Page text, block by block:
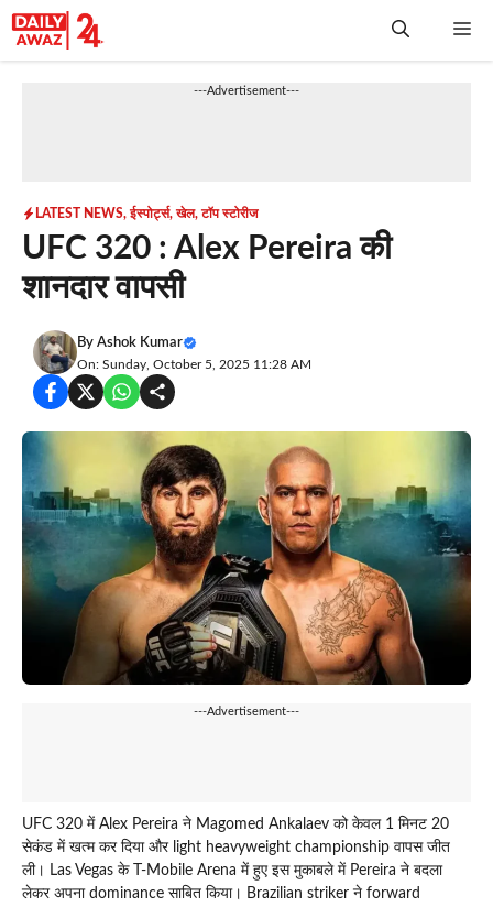
Skip
to
---Advertisement---
LATEST NEWS,ईस्पोर्ट्स,खेल,टॉप स्टोरीज
UFC 320 : Alex Pereira की
शानदार वापसी
By Ashok Kumar
On: Sunday, October 5, 2025 11:28 AM
---Advertisement---
UFC 320 में Alex Pereira ने Magomed Ankalaev को केवल 1 मिनट 20
सेकंड में खत्म कर दिया और light heavyweight championship वापस जीत
ली। Las Vegas के T-Mobile Arena में हुए इस मुकाबले में Pereira ने बदला
लेकर अपना dominance साबित किया। Brazilian striker ने forward